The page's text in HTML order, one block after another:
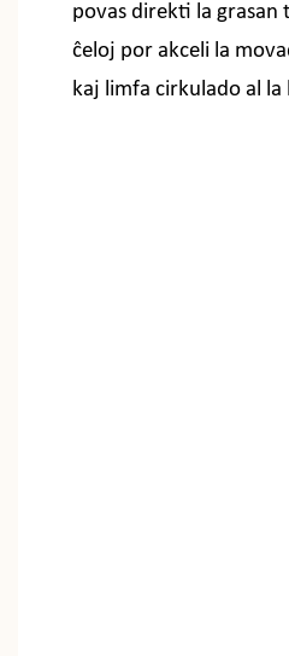
povas direkti la grasan
ĉeloj por akceli la
kaj limfa cirkulado al